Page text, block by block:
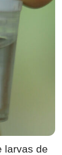
larvas de